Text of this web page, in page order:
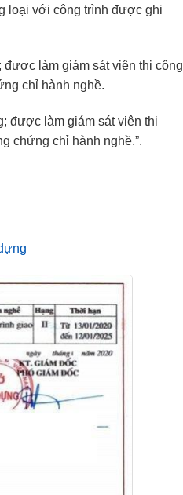
loại với công trình được ghi
làm giám sát viên thi công
chỉ hành nghề.
được làm giám sát viên thi
chứng chỉ hành nghề.”.